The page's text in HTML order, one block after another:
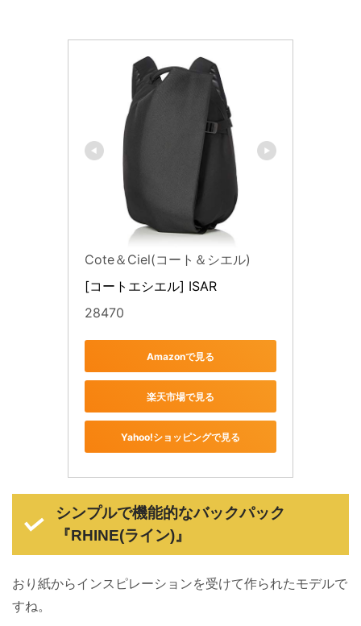
Cote＆Ciel(コート＆シエル)
[コートエシエル] ISAR
28470
Amazonで見る
楽天市場で見る
Yahoo!ショッピングで見る
シンプルで機能的なバックパック
『RHINE(ライン)』
おり紙からインスピレーションを受けて作られたモデルで
すね。